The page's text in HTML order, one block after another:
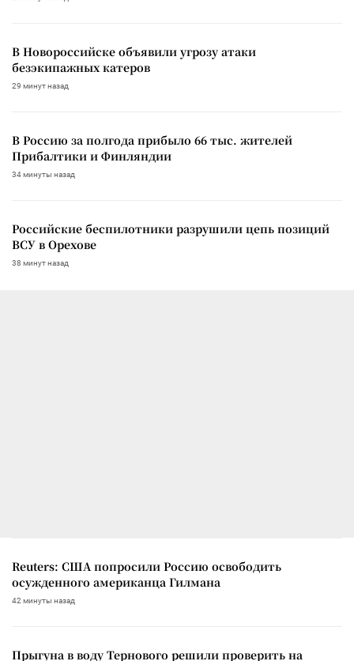
В Новороссийске объявили угрозу атаки
безэкипажных катеров
29 минут назад
В Россию за полгода прибыло 66 тыс. жителей
Прибалтики и Финляндии
34 минуты назад
Российские беспилотники разрушили цепь позиций
ВСУ в Орехове
38 минут назад
Reuters: США попросили Россию освободить
осужденного американца Гилмана
42 минуты назад
Прыгуна в воду Тернового решили проверить на